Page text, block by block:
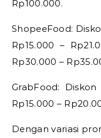
Rp100.000.
ShopeeFood:
Rp15.000 –
Rp30.000 –
GrabFood:
Rp15.000 –
Dengan variasi